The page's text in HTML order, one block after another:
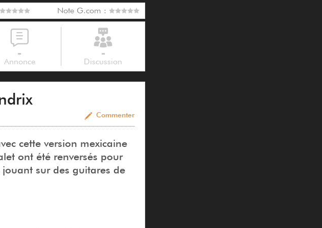
Note G.com :
-
Annonce
-
Discussion
Commenter
cette version mexicaine
ont été renversés pour
sur des guitares de